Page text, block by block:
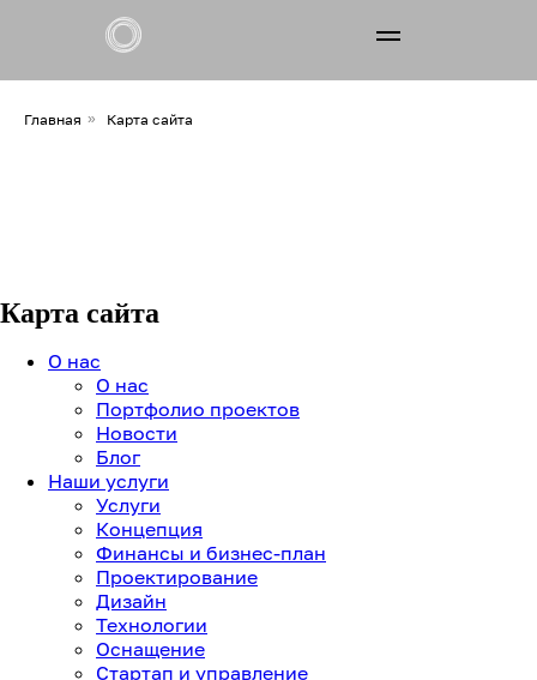
Главная » Карта сайта
Карта сайта
О нас
О нас
Портфолио проектов
Новости
Блог
Наши услуги
Услуги
Концепция
Финансы и бизнес-план
Проектирование
Дизайн
Технологии
Оснащение
Стартап и управление